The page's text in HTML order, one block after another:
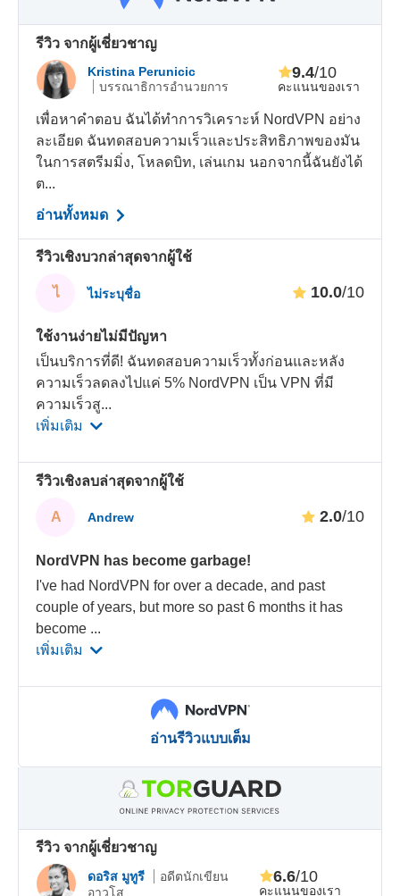
รีวิว จากผู้เชี่ยวชาญ
Kristina Perunicic
บรรณาธิการอำนวยการ
คะแนนของเรา
9.4/10
เพื่อหาคำตอบ ฉันได้ทำการวิเคราะห์ NordVPN อย่าง
ละเอียด ฉันทดสอบความเร็วและประสิทธิภาพของมัน
ในการสตรีมมิ่ง, โหลดบิท, เล่นเกม นอกจากนี้ฉันยังได้
ต...
อ่านทั้งหมด
รีวิวเชิงบวกล่าสุดจากผู้ใช้
ไ ไม่ระบุชื่อ 10.0/10
ใช้งานง่ายไม่มีปัญหา
เป็นบริการที่ดี! ฉันทดสอบความเร็วทั้งก่อนและหลัง
ความเร็วลดลงไปแค่ 5% NordVPN เป็น VPN ที่มี
ความเร็วสู...
เพิ่มเติม
รีวิวเชิงลบล่าสุดจากผู้ใช้
A Andrew 2.0/10
NordVPN has become garbage!
I've had NordVPN for over a decade, and past
couple of years, but more so past 6 months it has
become ...
เพิ่มเติม
อ่านรีวิวแบบเต็ม
รีวิว จากผู้เชี่ยวชาญ
ดอริส มูทูรี
อดีตนักเขียน
อาวุโส
คะแนนของเรา
6.6/10